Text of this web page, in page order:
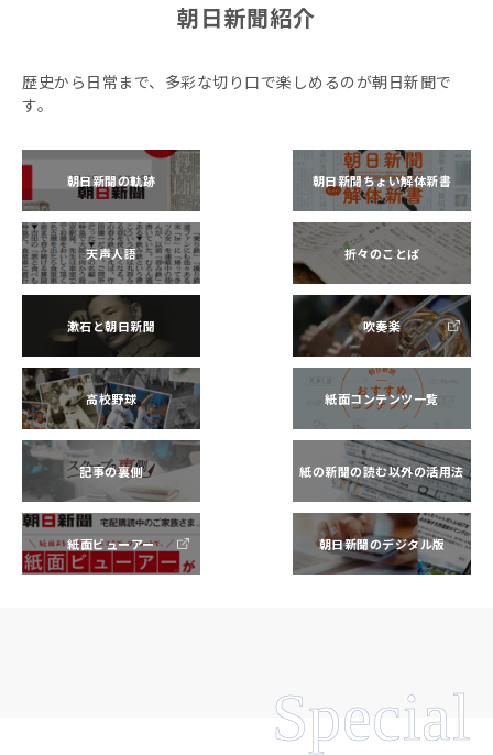
朝日新聞紹介
歴史から日常まで、多彩な切り口で楽しめるのが朝日新聞で
す。
朝日新聞の軌跡 朝日新聞ちょい解体新書
天声人語 折々のことば
漱石と朝日新聞 吹奏楽
高校野球 紙面コンテンツ一覧
記事の裏側 紙の新聞の読む以外の活用法
紙面ビューアー 朝日新聞のデジタル版
Special